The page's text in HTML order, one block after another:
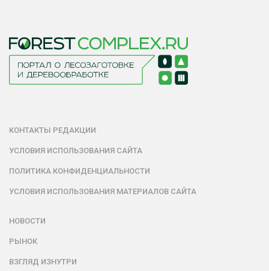
КОНТАКТЫ РЕДАКЦИИ
УСЛОВИЯ ИСПОЛЬЗОВАНИЯ САЙТА
ПОЛИТИКА КОНФИДЕНЦИАЛЬНОСТИ
УСЛОВИЯ ИСПОЛЬЗОВАНИЯ МАТЕРИАЛОВ САЙТА
НОВОСТИ
РЫНОК
ВЗГЛЯД ИЗНУТРИ